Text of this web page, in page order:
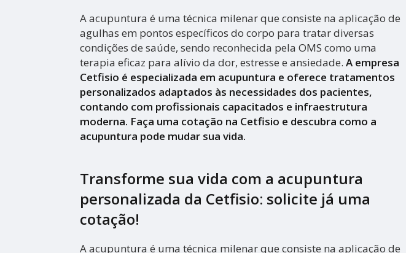
A acupuntura é uma técnica milenar que consiste na aplicação de
agulhas em pontos específicos do corpo para tratar diversas
condições de saúde, sendo reconhecida pela OMS como uma
terapia eficaz para alívio da dor, estresse e ansiedade. A empresa
Cetfisio é especializada em acupuntura e oferece tratamentos
personalizados adaptados às necessidades dos pacientes,
contando com profissionais capacitados e infraestrutura
moderna. Faça uma cotação na Cetfisio e descubra como a
acupuntura pode mudar sua vida.
Transforme sua vida com a acupuntura
personalizada da Cetfisio: solicite já uma
cotação!
A acupuntura é uma técnica milenar que consiste na aplicação de